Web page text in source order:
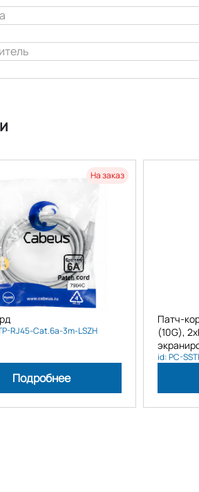
На заказ
RJ45-Cat.6a-3m-LSZH
Подробнее
Патч-
(10G),
id: PC-